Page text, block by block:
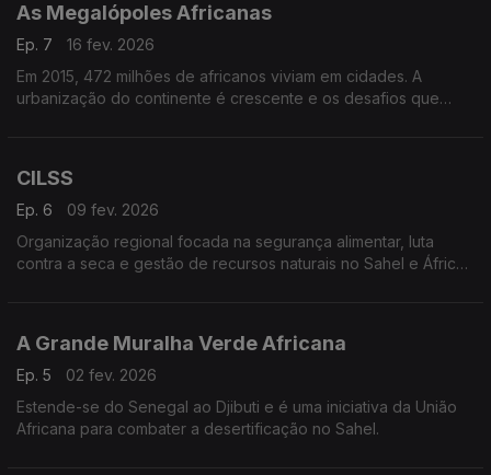
As Megalópoles Africanas
Ep. 7
16 fev. 2026
Em 2015, 472 milhões de africanos viviam em cidades. A
urbanização do continente é crescente e os desafios que
CILSS
Ep. 6
09 fev. 2026
Organização regional focada na segurança alimentar, luta
contra a seca e gestão de recursos naturais no Sahel e África
A Grande Muralha Verde Africana
Ep. 5
02 fev. 2026
Estende-se do Senegal ao Djibuti e é uma iniciativa da União
Africana para combater a desertificação no Sahel.